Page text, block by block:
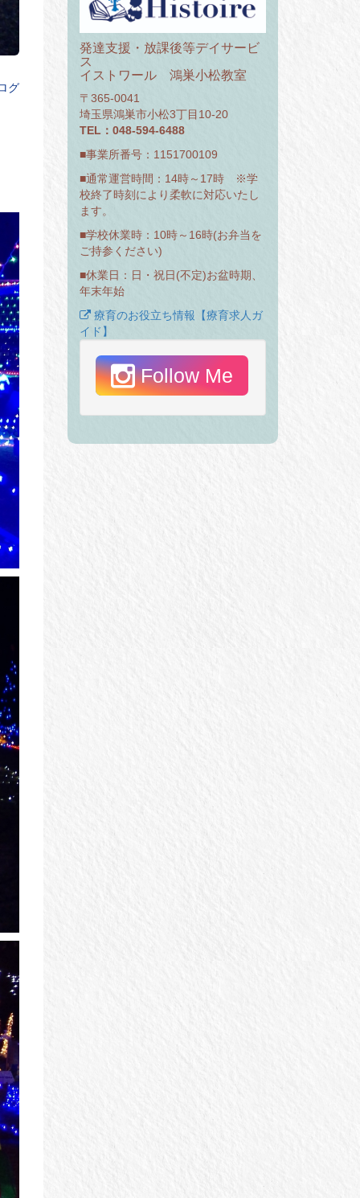
グ
発達支援・放課後等デイサービ
ス
イストワール 鴻巣小松教室
〒365-0041
埼玉県鴻巣市小松3丁目10-20
TEL：048-594-6488
■事業所番号：1151700109
■通常運営時間：14時～17時 ※学
校終了時刻により柔軟に対応いたし
ます。
■学校休業時：10時～16時(お弁当を
ご持参ください)
■休業日：日・祝日(不定)お盆時期、
年末年始
療育のお役立ち情報【療育求人ガ
イド】
Follow Me